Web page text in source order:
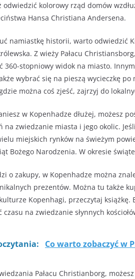
odwiedzić kolorowy rząd domów
Hansa Christiana Andersena.
namiastkę historii, warto odwiedzić
Z wieży Pałacu
360-stopniowy widok na miasto.
wybrać się na pieszą wycieczkę
można coś zjeść, zajrzyj do
w Kopenhadze dłużej, możesz
na zwiedzanie miasta i jego okolic.
miejskich rynków na świeżym
Bożego Narodzenia. W okresie
o zakupy, w Kopenhadze można
prezentów. Można tu także
Kopenhagi, przeczytaj
czasu na zwiedzanie słynnych
Co warto zobaczyć w
Pałacu Christianborg,